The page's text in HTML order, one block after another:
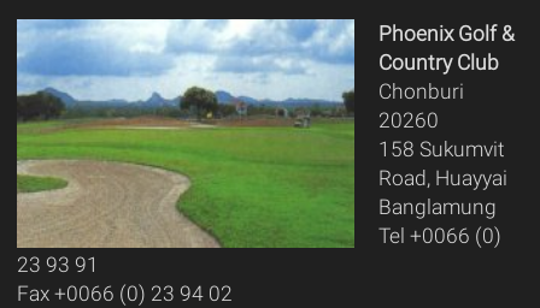
Phoenix Golf &
Country Club
Chonburi
20260
158 Sukumvit
Road, Huayyai
Banglamung
Tel +0066 (0)
23 93 91
Fax +0066 (0) 23 94 02